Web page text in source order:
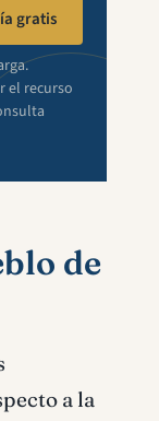
gratis
el recurso
de
a la